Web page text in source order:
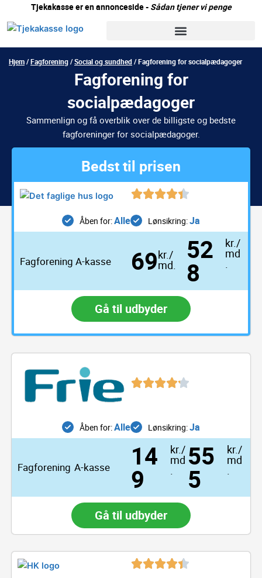
til
indholdet
Tjekakasse er en annonceside - Sådan tjener vi penge
Hjem/Fagforening/Social og sundhed /Fagforening for socialpædagoger
Fagforening for
socialpædagoger
Sammenlign og få overblik over de billigste og bedste
fagforeninger for socialpædagoger.
Bedst til prisen
Åben for:Alle Lønsikring:Ja
Fagforening A-kasse 69kr./
md. 52
8
kr./
md
.
Gå til udbyder
Åben for:Alle Lønsikring:Ja
Fagforening A-kasse 14
9
kr./
md 55
5
kr./
md
Gå til udbyder